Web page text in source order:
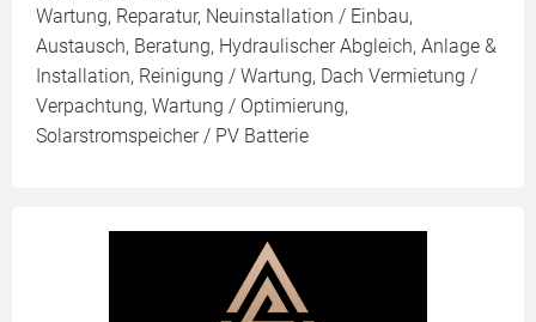
Wartung, Reparatur, Neuinstallation / Einbau,
Austausch, Beratung, Hydraulischer Abgleich, Anlage &
Installation, Reinigung / Wartung, Dach Vermietung /
Verpachtung, Wartung / Optimierung,
Solarstromspeicher / PV Batterie